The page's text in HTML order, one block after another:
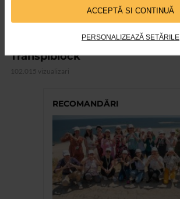
ACCEPTĂ SI CONTINUĂ
PERSONALIZEAZĂ SETĂRILE
CATENA RECOMANDA
Transpiblock
102.015 vizualizari
RECOMANDĂRI